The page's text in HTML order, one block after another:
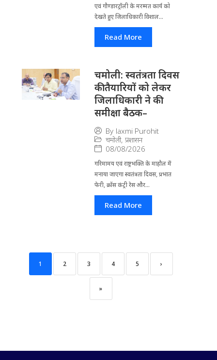
एवं गौण्डारट्रॉली के मरम्मत कार्य को
देखते हुए जिलाधिकारी विशाल...
Read More
चमोली: स्वतंत्रता दिवस
की तैयारियों को लेकर
जिलाधिकारी ने की
समीक्षा बैठक–
By laxmi Purohit
चमोली, प्रशासन
08/08/2026
गरिमामय एवं राष्ट्रभक्ति के माहौल में
मनाया जाएगा स्वतंत्रता दिवस, प्रभात
फेरी, क्रॉस कंट्री रेस और...
Read More
1 2 3 4 5 ›
»